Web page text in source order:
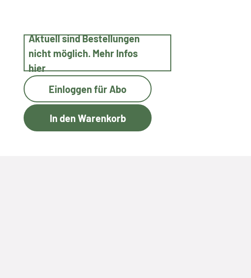
Aktuell sind Bestellungen
nicht möglich. Mehr Infos
hier
Einloggen für Abo